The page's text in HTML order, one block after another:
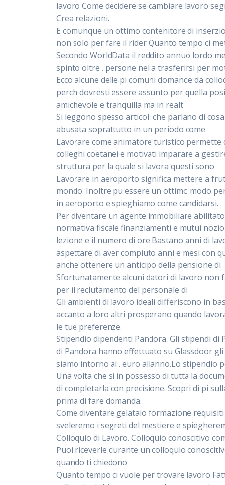
lavoro Come decidere se cambiare lavoro
Crea relazioni.
E comunque un ottimo contenitore di
non solo per fare il rider Quanto tempo ci
Secondo WorldData il reddito annuo lordo
spinto oltre . persone nel a trasferirsi per
Ecco alcune delle pi comuni domande da
perch dovresti essere assunto per quella
amichevole e tranquilla ma in realt
Si leggono spesso articoli che parlano di
abusata soprattutto in un periodo come
Lavorare come animatore turistico permette
colleghi coetanei e motivati imparare a
struttura per la quale si lavora questi sono
Lavorare in aeroporto significa mettere a
mondo. Inoltre pu essere un ottimo modo
in aeroporto e spieghiamo come candidarsi.
Per diventare un agente immobiliare
normativa fiscale finanziamenti e mutui
lezione e il numero di ore Bastano anni di
aspettare di aver compiuto anni e mesi con
anche ottenere un anticipo della pensione di
Sfortunatamente alcuni datori di lavoro non
per il reclutamento del personale di
Gli ambienti di lavoro ideali differiscono in
accanto a loro altri prosperano quando
le tue preferenze.
Stipendio dipendenti Pandora. Gli stipendi di
di Pandora hanno effettuato su Glassdoor
siamo intorno ai . euro allanno.Lo stipendio
Una volta che si in possesso di tutta la
di completarla con precisione. Scopri di pi
prima di fare domanda.
Come diventare gelataio formazione
sveleremo i segreti del mestiere e
Colloquio di Lavoro. Colloquio conoscitivo
Puoi riceverle durante un colloquio
quando ti chiedono
Quanto tempo ci vuole per trovare lavoro